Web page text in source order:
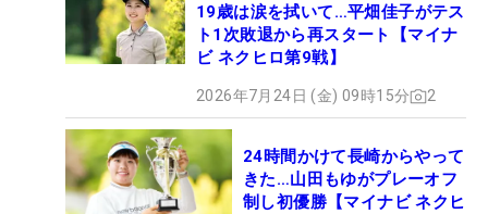
19歳は涙を拭いて…平畑佳子がテス
ト1次敗退から再スタート【マイナ
ビ ネクヒロ第9戦】
2026年7月24日 (金) 09時15分 2
24時間かけて長崎からやって
きた…山田もゆがプレーオフ
制し初優勝【マイナビ ネクヒ